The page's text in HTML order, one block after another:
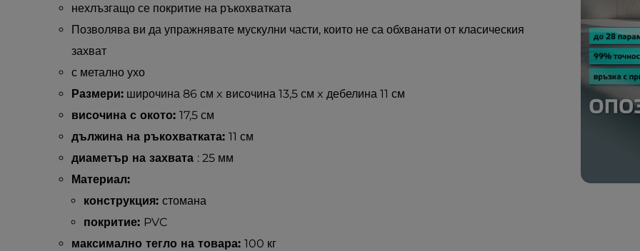
нехлъзгащо се покритие на ръкохватката
Позволява ви да упражнявате мускулни части, които не са обхванати от класическия
захват
с метално ухо
Размери:широчина 86 см x височина 13,5 см x дебелина 11 см
височина с окото: 17,5 см
дължина на ръкохватката: 11 см
диаметър на захвата : 25 мм
Материал:
конструкция:стомана
покритие: PVC
максимално тегло на товара: 100 кг